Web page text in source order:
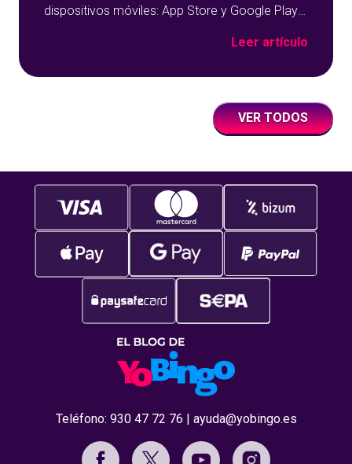
dispositivos móviles: App Store y Google Play
Leer artículo
VER TODOS
Teléfono: 930 47 72 76 | ayuda@yobingo.es